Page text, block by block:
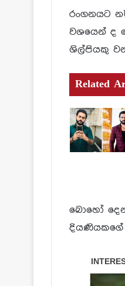
රංගනයට
වශයෙන් ද
ශිල්පියකු
Related
බොහෝ
දියණියකගේ